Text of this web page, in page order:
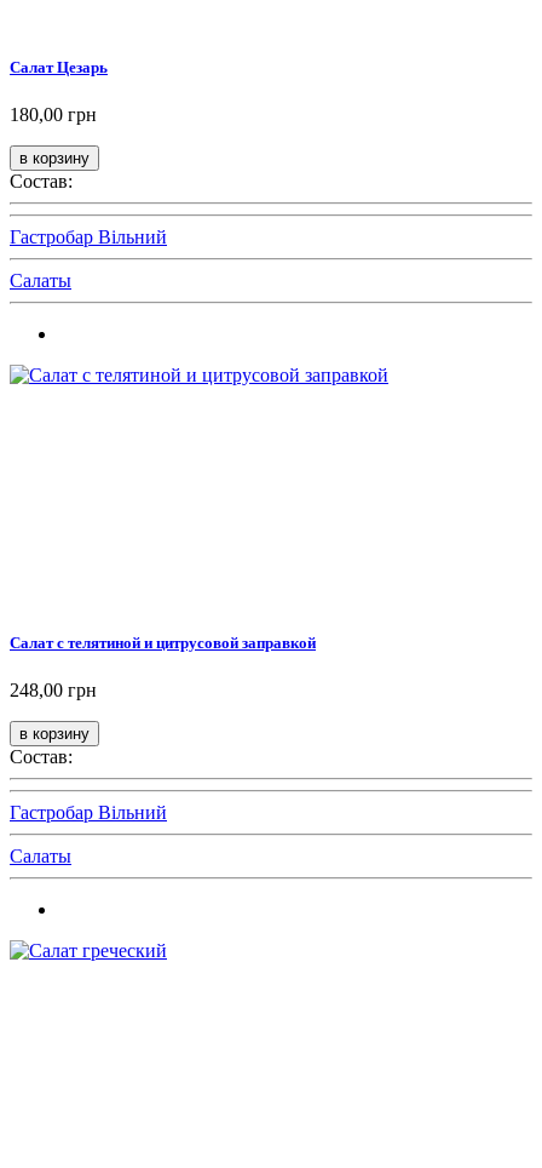
Салат Цезарь
180,00 грн
Состав:
Гастробар Вільний
Салаты
Салат с телятиной и цитрусовой заправкой
248,00 грн
Состав:
Гастробар Вільний
Салаты